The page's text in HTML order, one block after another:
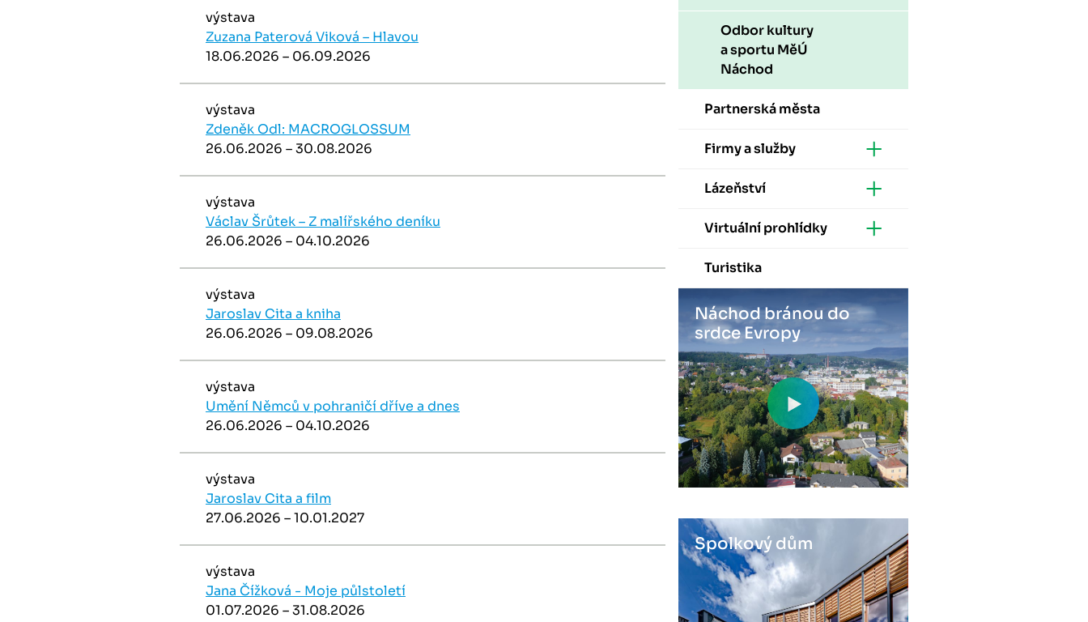
výstava
Zuzana Paterová Viková – Hlavou
18.06.2026 – 06.09.2026
výstava
Zdeněk Odl: MACROGLOSSUM
26.06.2026 – 30.08.2026
výstava
Václav Šrůtek – Z malířského deníku
26.06.2026 – 04.10.2026
výstava
Jaroslav Cita a kniha
26.06.2026 – 09.08.2026
výstava
Umění Němců v pohraničí dříve a dnes
26.06.2026 – 04.10.2026
výstava
Jaroslav Cita a film
27.06.2026 – 10.01.2027
výstava
Jana Čížková - Moje půlstoletí
01.07.2026 – 31.08.2026
Odbor kultury
a sportu MěÚ
Náchod
Partnerská města
Firmy a služby
Lázeňství
Virtuální prohlídky
Turistika
Náchod bránou do
srdce Evropy
Spolkový dům